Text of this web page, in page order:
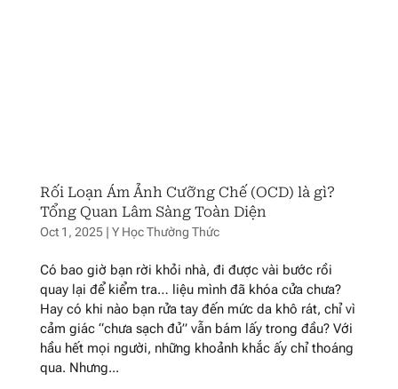
Rối Loạn Ám Ảnh Cưỡng Chế (OCD) là gì?
Tổng Quan Lâm Sàng Toàn Diện
Oct 1, 2025| Y Học Thường Thức
Có bao giờ bạn rời khỏi nhà, đi được vài bước rồi
quay lại để kiểm tra… liệu mình đã khóa cửa chưa?
Hay có khi nào bạn rửa tay đến mức da khô rát, chỉ vì
cảm giác “chưa sạch đủ” vẫn bám lấy trong đầu? Với
hầu hết mọi người, những khoảnh khắc ấy chỉ thoáng
qua. Nhưng...